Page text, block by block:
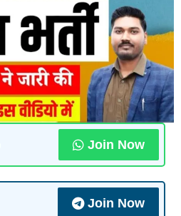
Join Now
Join Now